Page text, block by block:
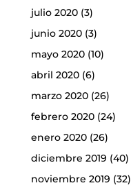
julio 2020(3)
junio 2020(3)
mayo 2020(10)
abril 2020(6)
marzo 2020(26)
febrero 2020(24)
enero 2020(26)
diciembre 2019 (40)
noviembre 2019 (32)